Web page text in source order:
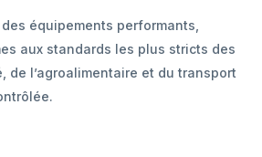
équipements performants,
aux standards les plus stricts des
de l’agroalimentaire et du transport